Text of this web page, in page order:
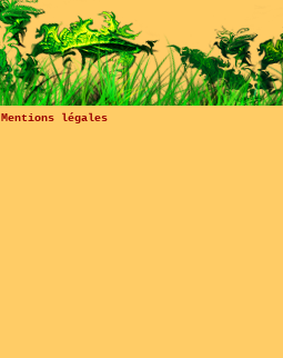
Mentions légales